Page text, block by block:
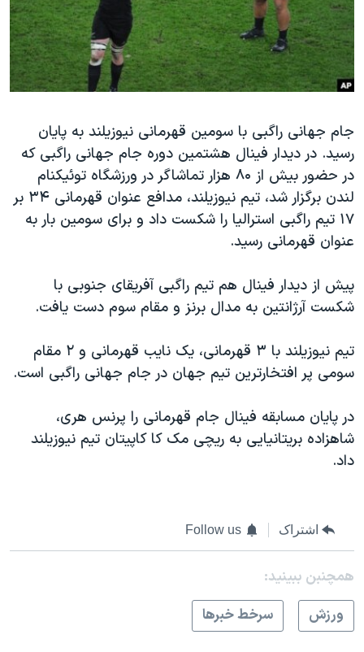
فرهنگ و زندگی
حقوق شهروندی
اقتصادی
اسرائیل در جنگ
گالری عکس
آرشیو پخش زنده
مستندها
انتخابات ریاست جمهوری آمریکا ۲۰۲۴
حمله جمهوری اسلامی به اسرائیل
ورزش زنان در ایران
اعتراضات زن، زندگی، آزادی
مجموعه مستندهای دادخواهی
تریبونال مردمی آبان ۹۸
دادگاه حمید نوری
چهل سال گروگان‌گیری
قانون شفافیت دارائی کادر رهبری ایران
اسرائیل در جنگ
همایش محافظه‌کاران آمریکا «سی‌پک»
دنبال کنید
زبانهای مختلف
جام جهانی راگبی با سومین قهرمانی نیوزیلند به پایان
رسید. در دیدار فینال هشتمین دوره جام جهانی راگبی که
در حضور بیش از ۸۰ هزار تماشاگر در ورزشگاه توئیکنام
لندن برگزار شد، تیم نیوزیلند، مدافع عنوان قهرمانی ۳۴ بر
۱۷ تیم راگبی استرالیا را شکست داد و برای سومین بار به
عنوان قهرمانی رسید.
پیش از دیدار فینال هم تیم راگبی آفریقای جنوبی با
شکست آرژانتین به مدال برنز و مقام سوم دست یافت.
تیم نیوزیلند با ۳ قهرمانی، یک نایب قهرمانی و ۲ مقام
سومی پر افتخارترین تیم جهان در جام جهانی راگبی است.
در پایان مسابقه فینال جام قهرمانی را پرنس هری،
شاهزاده بریتانیایی به ریچی مک کا کاپیتان تیم نیوزیلند
داد.
اشتراک Follow us
همچنبن ببینید:
ورزش
سرخط خبرها